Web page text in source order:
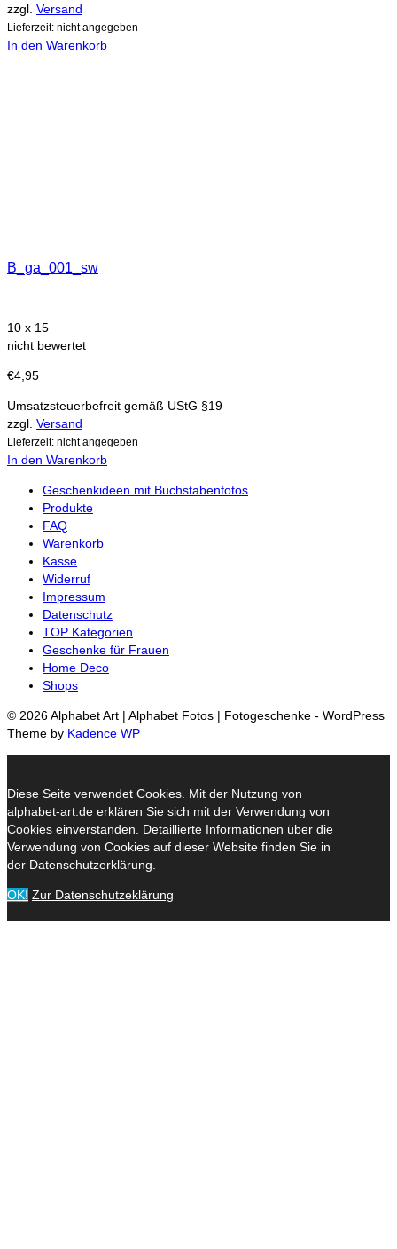
zzgl. Versand
Lieferzeit: nicht angegeben
In den Warenkorb
B_ga_001_sw
10 x 15
nicht bewertet
€4,95
Umsatzsteuerbefreit gemäß UStG §19
zzgl. Versand
Lieferzeit: nicht angegeben
In den Warenkorb
Geschenkideen mit Buchstabenfotos
Produkte
FAQ
Warenkorb
Kasse
Widerruf
Impressum
Datenschutz
TOP Kategorien
Geschenke für Frauen
Home Deco
Shops
© 2026 Alphabet Art | Alphabet Fotos | Fotogeschenke - WordPress
Theme by Kadence WP
Diese Seite verwendet Cookies. Mit der Nutzung von
alphabet-art.de erklären Sie sich mit der Verwendung von
Cookies einverstanden. Detaillierte Informationen über die
Verwendung von Cookies auf dieser Website finden Sie in
der Datenschutzerklärung.
OK! Zur Datenschutzeklärung